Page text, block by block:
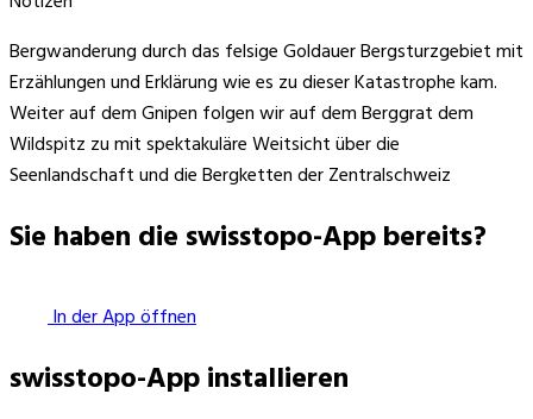
Bergwanderung durch das felsige Goldauer Bergsturzgebiet mit
Erzählungen und Erklärung wie es zu dieser Katastrophe kam.
Weiter auf dem Gnipen folgen wir auf dem Berggrat dem
Wildspitz zu mit spektakuläre Weitsicht über die
Seenlandschaft und die Bergketten der Zentralschweiz
Sie haben die swisstopo-App bereits?
In der App öffnen
swisstopo-App installieren